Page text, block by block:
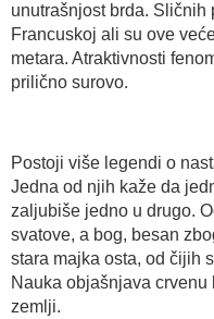
unutrašnjost brda. Sličnih
Francuskoj ali su ove
metara. Atraktivnosti
prilično surovo.
Postoji više legendi o
Jedna od njih kaže da
zaljubiše jedno u drugo.
svatove, a bog, besan
stara majka osta, od čijih
Nauka objašnjava
zemlji.